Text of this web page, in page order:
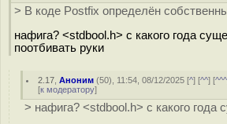
> В коде Postfix определён
нафига? <stdbool.h> с какого года
поотбивать руки
2.17 ,Аноним (50), 11:54, 08/12/2025 [^] [^^] [^^^
[к модератору]
> нафига? <stdbool.h> с какого года